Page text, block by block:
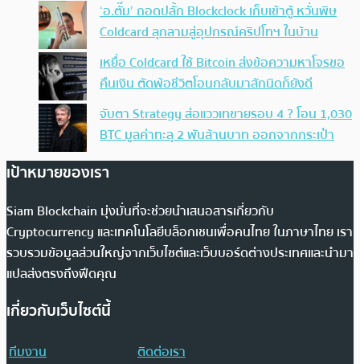
‘อ.ตั๊ม’ ถอดปลั้ก Blockclock เก็บเข้าตู้ หวั่นพิษ
Coldcard ลุกลามสู่อุปกรณ์คริปโทฯ ในบ้าน
เหยื่อ Coldcard ใช้ Bitcoin ส่งข้อความหาโจรขอ
คืนเงิน ตัดพ้อชีวิตโอนกลับมาสักนิดก็ยังดี
จับตา Strategy ส่อแววเทขายรอบ 4 ? โอน 1,030
BTC มูลค่าทะลุ 2 พันล้านบาท ออกจากกระเป๋า
เป้าหมายของเรา
Siam Blockchain มุ่งมั่นที่จะช่วยนำเสนอสารเกี่ยวกับ
Cryptocurrency และเทคโนโลยีบล็อกเชนเพื่อคนไทย ในภาษาไทย เรา
รวบรวมข้อมูลส่วนใหญ่จากเว็บไซต์และเว็บบอร์ดต่างประเทศและนำมา
แปลส่งตรงถึงฟีดคุณ
เกี่ยวกับเว็บไซต์นี้
ทีมงาน
ติดต่อเรา